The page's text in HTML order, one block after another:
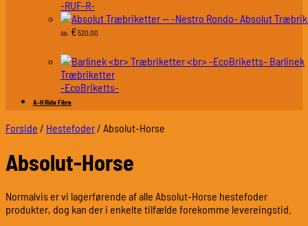
-RUF-R-
Absolut
Ab: €520,00
Barlinek
Træbriketter
-EcoBriketts-
A-H Ride Fibre
Forside / Hestefoder / Absolut-Horse
Absolut-Horse
Normalvis er vi lagerførende af alle Absolut-Horse hestefoder
produkter, dog kan der i enkelte tilfælde forekomme levereingstid.